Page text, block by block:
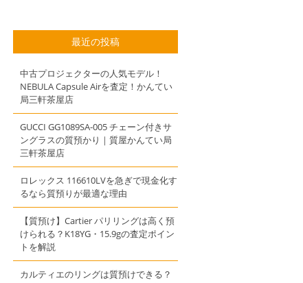
最近の投稿
中古プロジェクターの人気モデル！
NEBULA Capsule Airを査定！かんてい
局三軒茶屋店
GUCCI GG1089SA-005 チェーン付きサ
ングラスの質預かり｜質屋かんてい局
三軒茶屋店
ロレックス 116610LVを急ぎで現金化す
るなら質預りが最適な理由
【質預け】Cartier パリリングは高く預
けられる？K18YG・15.9gの査定ポイン
トを解説
カルティエのリングは質預けできる？